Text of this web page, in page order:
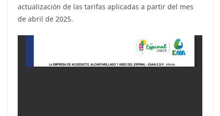
actualización de las tarifas aplicadas a partir del mes
de abril de 2025.